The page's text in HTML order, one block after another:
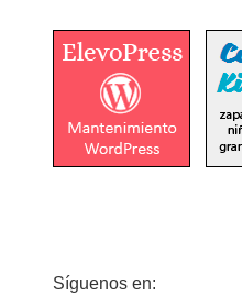
Síguenos en: